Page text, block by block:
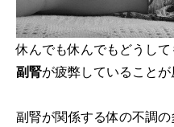
休んでも休んでもどうし
副腎が疲弊していることが
副腎が関係する体の不調の